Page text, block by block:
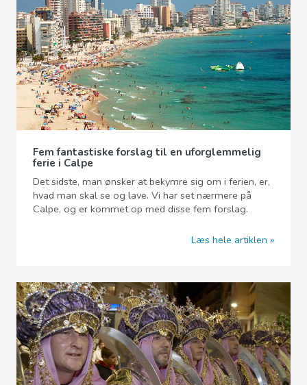
Fem fantastiske forslag til en uforglemmelig
ferie i Calpe
Det sidste, man ønsker at bekymre sig om i ferien, er,
hvad man skal se og lave. Vi har set nærmere på
Calpe, og er kommet op med disse fem forslag.
Læs hele artiklen